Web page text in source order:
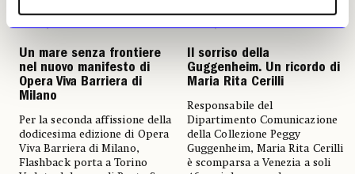
Un mare senza frontiere
nel nuovo manifesto di
Opera Viva Barriera di
Milano
Per la seconda affissione della
dodicesima edizione di Opera
Viva Barriera di Milano,
Flashback porta a Torino
Il sorriso della
Guggenheim. Un ricordo di
Maria Rita Cerilli
Responsabile del
Dipartimento Comunicazione
della Collezione Peggy
Guggenheim, Maria Rita Cerilli
è scomparsa a Venezia a soli